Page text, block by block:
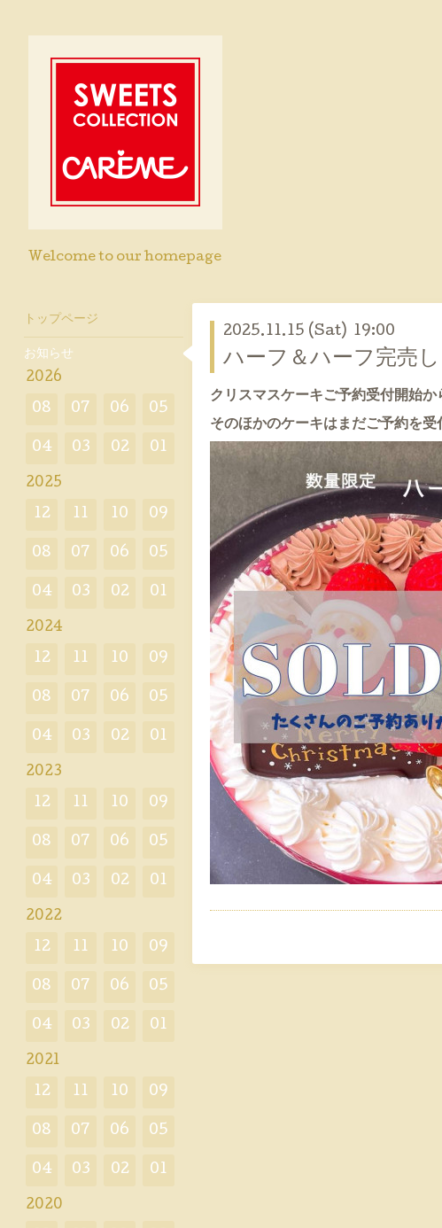
Welcome to our homepage
2025.11.15 (Sat) 19:00
ハーフ＆ハーフ完売
クリスマスケーキご予約受付開始か
そのほかのケーキはまだご予約を
トップページ
お知らせ
2026
08 07 06 05
04 03 02 01
2025
12 11 10 09
08 07 06 05
04 03 02 01
2024
12 11 10 09
08 07 06 05
04 03 02 01
2023
12 11 10 09
08 07 06 05
04 03 02 01
2022
12 11 10 09
08 07 06 05
04 03 02 01
2021
12 11 10 09
08 07 06 05
04 03 02 01
2020